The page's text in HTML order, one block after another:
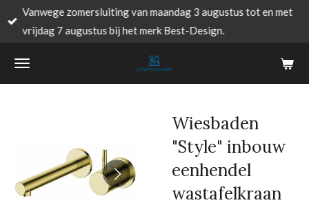
Ga
direct
de
Vanwege zomersluiting van maandag 3 augustus tot en met
vrijdag 7 augustus bij het merk Best-Design.
Wiesbaden
"Style" inbouw
eenhendel
wastafelkraan